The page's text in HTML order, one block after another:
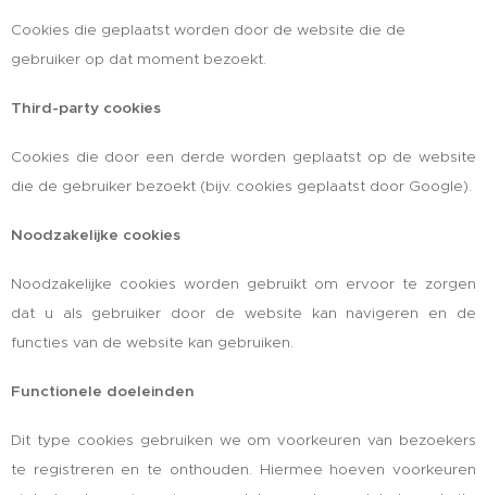
Cookies die geplaatst worden door de website die de
gebruiker op dat moment bezoekt.
Third-party cookies
Cookies die door een derde worden geplaatst op de website
die de gebruiker bezoekt (bijv. cookies geplaatst door Google).
Noodzakelijke cookies
Noodzakelijke cookies worden gebruikt om ervoor te zorgen
dat u als gebruiker door de website kan navigeren en de
functies van de website kan gebruiken.
Functionele doeleinden
Dit type cookies gebruiken we om voorkeuren van bezoekers
te registreren en te onthouden. Hiermee hoeven voorkeuren